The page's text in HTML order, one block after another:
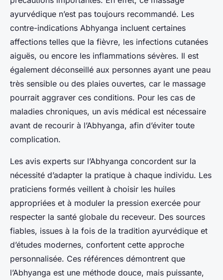
ayurvédique n’est pas toujours recommandé. Les
contre-indications Abhyanga incluent certaines
affections telles que la fièvre, les infections cutanées
aiguës, ou encore les inflammations sévères. Il est
également déconseillé aux personnes ayant une peau
très sensible ou des plaies ouvertes, car le massage
pourrait aggraver ces conditions. Pour les cas de
maladies chroniques, un avis médical est nécessaire
avant de recourir à l’Abhyanga, afin d’éviter toute
complication.
Les avis experts sur l’Abhyanga concordent sur la
nécessité d’adapter la pratique à chaque individu. Les
praticiens formés veillent à choisir les huiles
appropriées et à moduler la pression exercée pour
respecter la santé globale du receveur. Des sources
fiables, issues à la fois de la tradition ayurvédique et
d’études modernes, confortent cette approche
personnalisée. Ces références démontrent que
l’Abhyanga est une méthode douce, mais puissante,